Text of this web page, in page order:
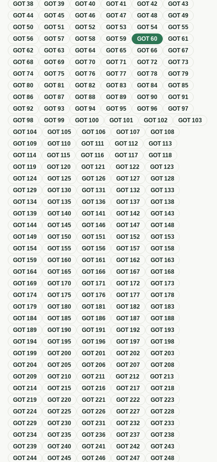
GOT38 GOT39 GOT40 GOT41 GOT42 GOT43
GOT44 GOT45 GOT46 GOT47 GOT48 GOT49
GOT50 GOT51 GOT52 GOT53 GOT54 GOT55
GOT56 GOT57 GOT58 GOT59 GOT60 GOT61
GOT62 GOT63 GOT64 GOT65 GOT66 GOT67
GOT68 GOT69 GOT70 GOT71 GOT72 GOT73
GOT74 GOT75 GOT76 GOT77 GOT78 GOT79
GOT80 GOT81 GOT82 GOT83 GOT84 GOT85
GOT86 GOT87 GOT88 GOT89 GOT90 GOT91
GOT92 GOT93 GOT94 GOT95 GOT96 GOT97
GOT98 GOT99 GOT100 GOT101 GOT102 GOT103
GOT104 GOT105 GOT106 GOT107 GOT108
GOT109 GOT110 GOT111 GOT112 GOT113
GOT114 GOT115 GOT116 GOT117 GOT118
GOT119 GOT120 GOT121 GOT122 GOT123
GOT124 GOT125 GOT126 GOT127 GOT128
GOT129 GOT130 GOT131 GOT132 GOT133
GOT134 GOT135 GOT136 GOT137 GOT138
GOT139 GOT140 GOT141 GOT142 GOT143
GOT144 GOT145 GOT146 GOT147 GOT148
GOT149 GOT150 GOT151 GOT152 GOT153
GOT154 GOT155 GOT156 GOT157 GOT158
GOT159 GOT160 GOT161 GOT162 GOT163
GOT164 GOT165 GOT166 GOT167 GOT168
GOT169 GOT170 GOT171 GOT172 GOT173
GOT174 GOT175 GOT176 GOT177 GOT178
GOT179 GOT180 GOT181 GOT182 GOT183
GOT184 GOT185 GOT186 GOT187 GOT188
GOT189 GOT190 GOT191 GOT192 GOT193
GOT194 GOT195 GOT196 GOT197 GOT198
GOT199 GOT200 GOT201 GOT202 GOT203
GOT204 GOT205 GOT206 GOT207 GOT208
GOT209 GOT210 GOT211 GOT212 GOT213
GOT214 GOT215 GOT216 GOT217 GOT218
GOT219 GOT220 GOT221 GOT222 GOT223
GOT224 GOT225 GOT226 GOT227 GOT228
GOT229 GOT230 GOT231 GOT232 GOT233
GOT234 GOT235 GOT236 GOT237 GOT238
GOT239 GOT240 GOT241 GOT242 GOT243
GOT244 GOT245 GOT246 GOT247 GOT248